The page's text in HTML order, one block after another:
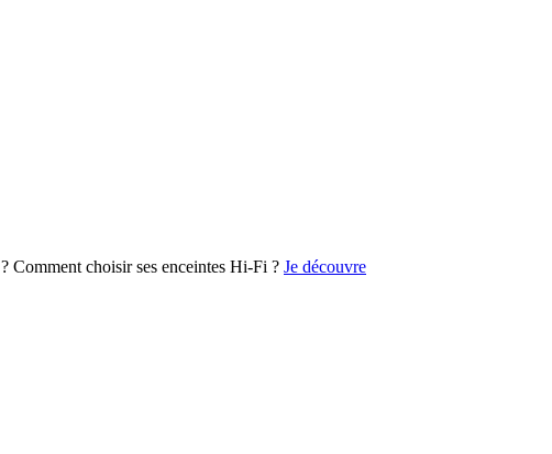
Comment choisir ses enceintes Hi-Fi ? Je découvre